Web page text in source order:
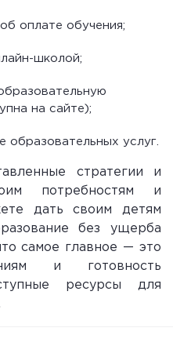
оплате обучения;
школой;
на сайте);
образовательных услуг.
стратегии и
потребностям и
дать своим детям
без ущерба
самое главное — это
и готовность
ресурсы для